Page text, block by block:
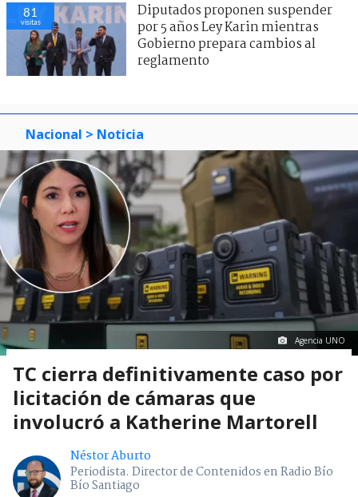
81
visitas
Diputados proponen suspender
por 5 años Ley Karin mientras
Gobierno prepara cambios al
reglamento
Nacional > Noticia
Agencia UNO
TC cierra definitivamente caso por
licitación de cámaras que
involucró a Katherine Martorell
Néstor Aburto
Periodista. Director de Contenidos en Radio Bío
Bío Santiago